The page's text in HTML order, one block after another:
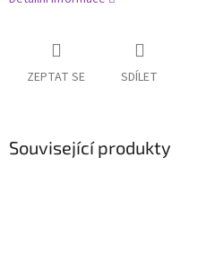
ZEPTAT SE SDÍLET
Související produkty